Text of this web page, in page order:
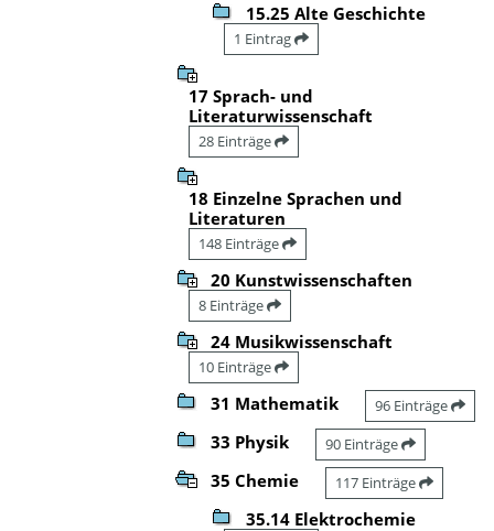
15.25 Alte Geschichte
1 Eintrag
17 Sprach- und
Literaturwissenschaft
28 Einträge
18 Einzelne Sprachen und
Literaturen
148 Einträge
20 Kunstwissenschaften
8 Einträge
24 Musikwissenschaft
10 Einträge
31 Mathematik 96 Einträge
33 Physik 90 Einträge
35 Chemie 117 Einträge
35.14 Elektrochemie